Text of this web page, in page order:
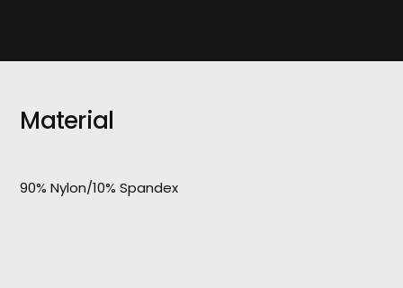
Material
90% Nylon/10% Spandex